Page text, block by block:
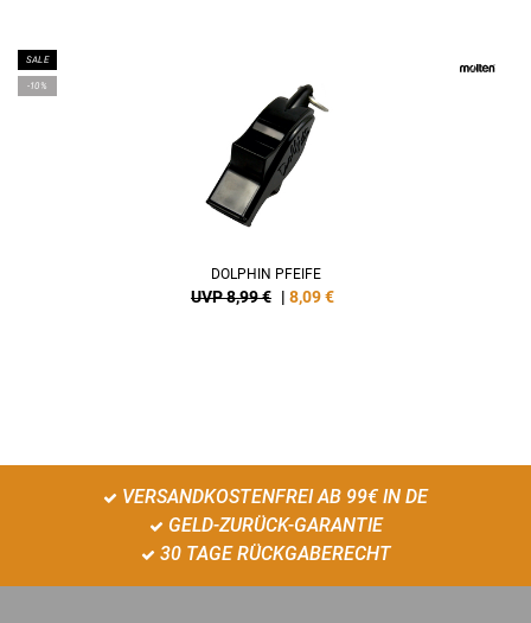
SALE
-10%
DOLPHIN PFEIFE
UVP 8,99 € | 8,09€
VERSANDKOSTENFREI AB 99€ IN DE
GELD-ZURÜCK-GARANTIE
30 TAGE RÜCKGABERECHT